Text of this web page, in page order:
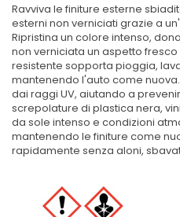
Ravviva le finiture esterne
esterni non verniciati grazie a
Ripristina un colore intenso,
non verniciata un aspetto
resistente sopporta pioggia,
mantenendo l'auto come
dai raggi UV, aiutando a
screpolature di plastica nera,
da sole intenso e condizioni
mantenendo le finiture come
rapidamente senza aloni,